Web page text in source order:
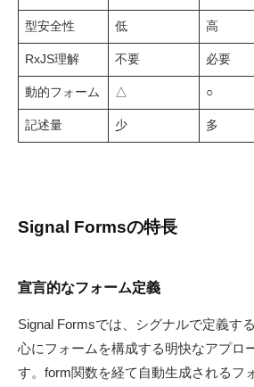
型安全性 低 高
RxJS理解 不要 必要
動的フォーム △ ○
記述量 少 多
Signal Formsの特長
宣言的なフォーム定義
Signal Formsでは、シグナルで定義す
心にフォームを構成する明快なアプロ
す。form関数を経て自動生成されるフ